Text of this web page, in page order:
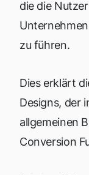
die die
zu führen.
Dies erklärt
Designs, der
allgemeinen
Conversion